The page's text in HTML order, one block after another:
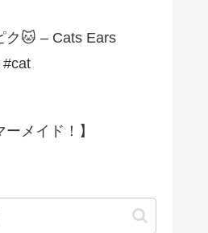
ク🐱 – Cats Ears
#cat
ーメイド！】